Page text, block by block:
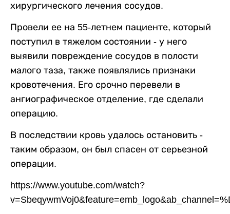
хирургического лечения сосудов.
Провели ее на 55-летнем пациенте, который
поступил в тяжелом состоянии - у него
выявили повреждение сосудов в полости
малого таза, также появлялись признаки
кровотечения. Его срочно перевели в
ангиографическое отделение, где сделали
операцию.
В последствии кровь удалось остановить -
таким образом, он был спасен от серьезной
операции.
https://www.youtube.com/watch?